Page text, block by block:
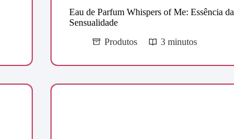
Eau de Parfum Whispers of Me: Essência da
Sensualidade
Produtos
3 minutos